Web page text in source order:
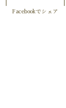
Facebookでシェア